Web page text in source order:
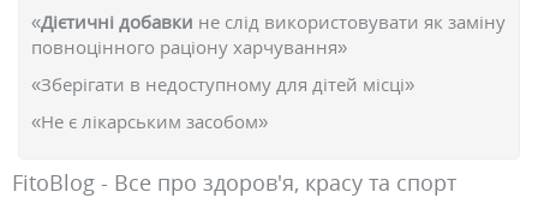
«Дієтичні добавки не слід використовувати як заміну
повноцінного раціону харчування»
«Зберігати в недоступному для дітей місці»
«Не є лікарським засобом»
FitoBlog - Все про здоров'я, красу та спорт